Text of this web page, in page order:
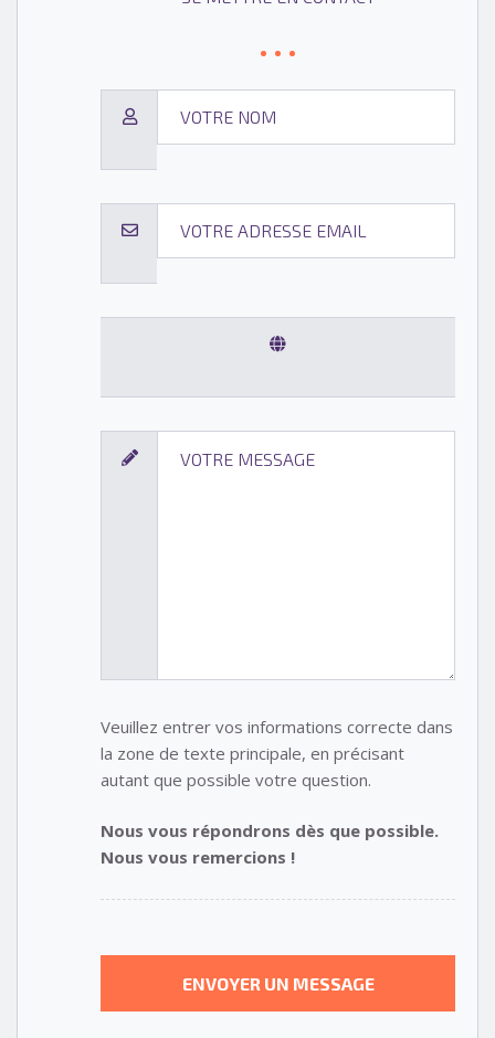
Veuillez entrer vos informations correcte dans
la zone de texte principale, en précisant
autant que possible votre question.
Nous vous répondrons dès que possible.
Nous vous remercions !